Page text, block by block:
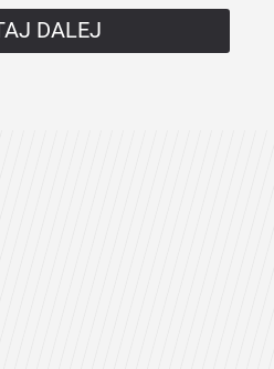
DALEJ